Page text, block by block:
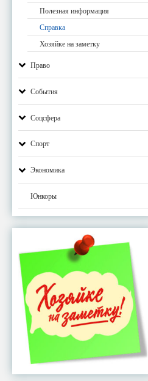
Полезная информация
Справка
Хозяйке на заметку
Право
События
Соцсфера
Спорт
Экономика
Юнкоры